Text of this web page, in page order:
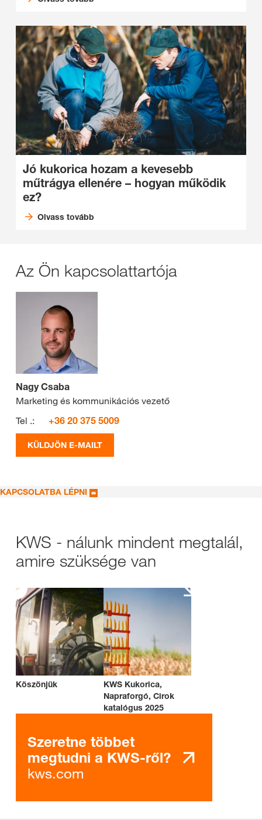
Jó kukorica hozam a kevesebb
műtrágya ellenére – hogyan működik
ez?
Olvass tovább
Az Ön kapcsolattartója
Nagy Csaba
Marketing és kommunikációs vezető
Tel .:
+36 20 375 5009
KÜLDJÖN E-MAILT
KAPCSOLATBA LÉPNI
KWS - nálunk mindent megtalál,
amire szüksége van
Köszönjük
KWS Kukorica,
Napraforgó, Cirok
katalógus 2025
Szeretne többet
megtudni a KWS-ről?
kws.com